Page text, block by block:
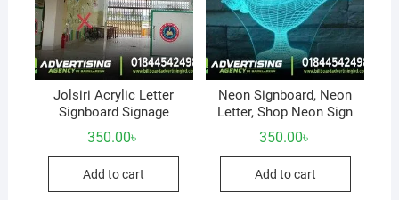
Jolsiri Acrylic Letter
Signboard Signage
350.00৳
Add to cart
Neon Signboard, Neon
Letter, Shop Neon Sign
350.00৳
Add to cart